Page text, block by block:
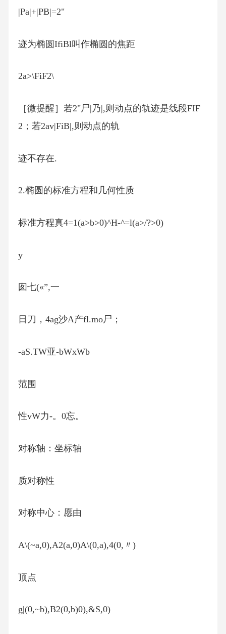
|Pa|+|PB|=2"
迹为椭圆IfiBl叫作椭圆的焦距
2a>\FiF2\
［微提醒］若2"尸|乃|,则动点的轨迹是线段FIF
2；若2av|FiB|,则动点的轨
迹不存在.
2.椭圆的标准方程和几何性质
标准方程真4=1(a>b>0)^H-^=l(a>/?>0)
y
囱七(«”,一
日刀，4ag沙A产fl.mo尸；
-aS.TW亚-bWxWb
范围
性vW力-。0忘。
对称轴：坐标轴
质对称性
对称中心：愿由
A\(~a,0),A2(a,0)A\(0,­a),4(0,〃)
顶点
g|(0,~b),B2(0,b)0),&S,0)